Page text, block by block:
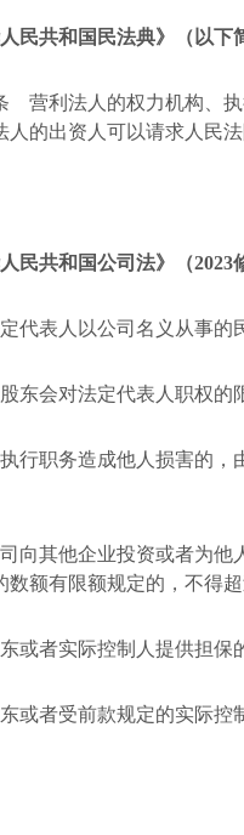
人民共和国民法典》（以下
营利法人的权力机构、执
人的出资人可以请求人民
人民共和国公司法》（2023
代表人以公司名义从事的
东会对法定代表人职权的
行职务造成他人损害的
向其他企业投资或者为他
数额有限额规定的，不得超
或者实际控制人提供担保
或者受前款规定的实际